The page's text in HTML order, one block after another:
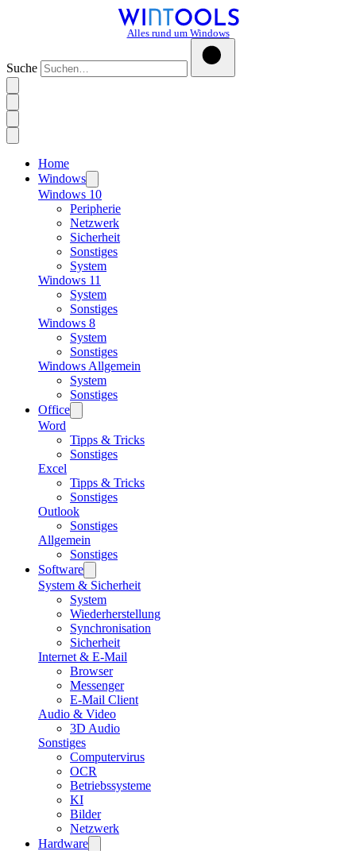
Alles rund um Windows
Suche
Home
Windows
Windows 10
Peripherie
Netzwerk
Sicherheit
Sonstiges
System
Windows 11
System
Sonstiges
Windows 8
System
Sonstiges
Windows Allgemein
System
Sonstiges
Office
Word
Tipps & Tricks
Sonstiges
Excel
Tipps & Tricks
Sonstiges
Outlook
Sonstiges
Allgemein
Sonstiges
Software
System & Sicherheit
System
Wiederherstellung
Synchronisation
Sicherheit
Internet & E-Mail
Browser
Messenger
E-Mail Client
Audio & Video
3D Audio
Sonstiges
Computervirus
OCR
Betriebssysteme
KI
Bilder
Netzwerk
Hardware